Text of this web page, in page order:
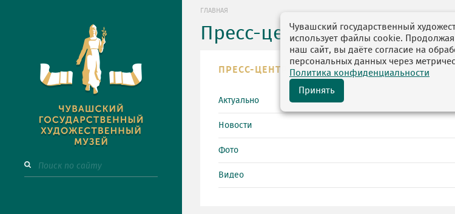
ГЛАВНАЯ
Пресс-центр
ПРЕСС-ЦЕНТР
Актуально
Новости
Фото
Видео
Чувашский государственный
использует файлы cookie. Продолжая
наш сайт, вы даёте согласие на
персональных данных через
Политика конфиденциальности
Принять